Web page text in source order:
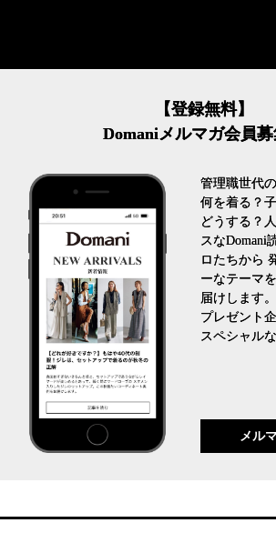
【登録無料】
Domaniメルマガ会員
管理職世代
何を着る？
どうする？
スなDomani
ロたちから
ーなテーマ
届けします。
プレゼント
スペシャル
メル